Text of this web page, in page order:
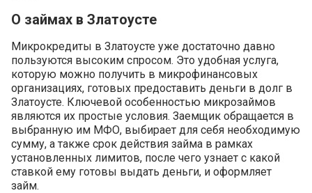
О займах в Златоусте
Микрокредиты в Златоусте уже достаточно давно
пользуются высоким спросом. Это удобная услуга,
которую можно получить в микрофинансовых
организациях, готовых предоставить деньги в долг в
Златоусте. Ключевой особенностью микрозаймов
являются их простые условия. Заемщик обращается в
выбранную им МФО, выбирает для себя необходимую
сумму, а также срок действия займа в рамках
установленных лимитов, после чего узнает с какой
ставкой ему готовы выдать деньги, и оформляет
займ.